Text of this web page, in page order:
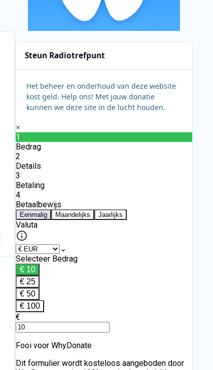
Steun Radiotrefpunt
Het beheer en onderhoud van deze website
kost geld. Help ons! Met jouw donatie
kunnen we deze site in de lucht houden.